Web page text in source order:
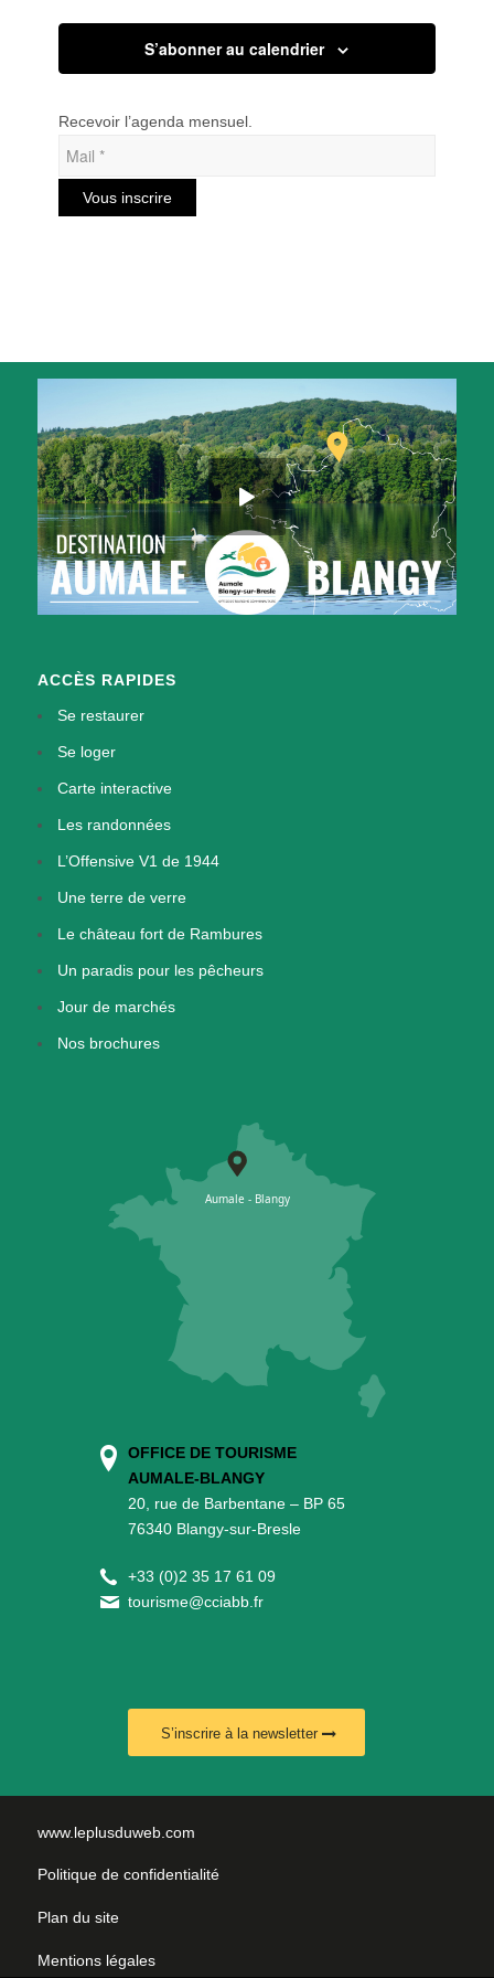
S’abonner au calendrier
Recevoir l’agenda mensuel.
ACCÈS RAPIDES
Se restaurer
Se loger
Carte interactive
Les randonnées
L’Offensive V1 de 1944
Une terre de verre
Le château fort de Rambures
Un paradis pour les pêcheurs
Jour de marchés
Nos brochures
OFFICE DE TOURISME
AUMALE-BLANGY
20, rue de Barbentane – BP 65
76340 Blangy-sur-Bresle
+33 (0)2 35 17 61 09
tourisme@cciabb.fr
S’inscrire à la newsletter
www.leplusduweb.com
Politique de confidentialité
Plan du site
Mentions légales